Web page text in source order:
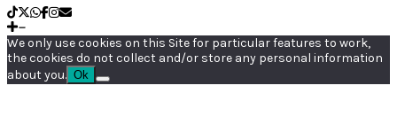
We only use cookies on this Site for particular features to work,
the cookies do not collect and/or store any personal information
about you. Ok